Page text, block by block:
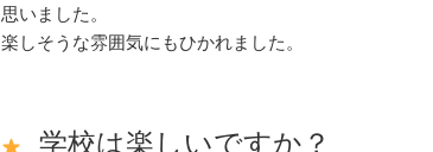
思いました。
楽しそうな雰囲気にもひかれました。
学校は楽しいですか？